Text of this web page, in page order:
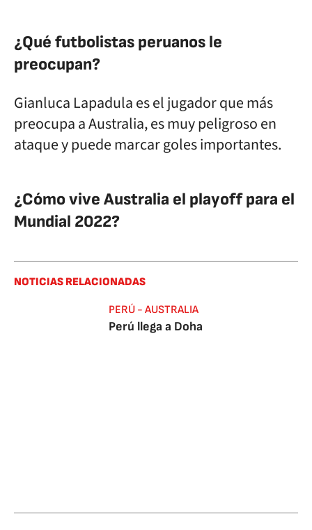
¿Qué futbolistas peruanos le
preocupan?
Gianluca Lapadula es el jugador que más
preocupa a Australia, es muy peligroso en
ataque y puede marcar goles importantes.
¿Cómo vive Australia el playoff para el
Mundial 2022?
NOTICIAS RELACIONADAS
PERÚ - AUSTRALIA
Perú llega a Doha